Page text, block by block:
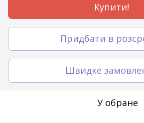
Купити!
Придбати в
Швидке
У обране